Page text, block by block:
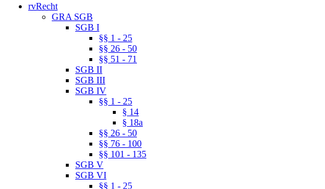
rvRecht
GRA SGB
SGB I
§§ 1 - 25
§§ 26 - 50
§§ 51 - 71
SGB II
SGB III
SGB IV
§§ 1 - 25
§ 14
§ 18a
§§ 26 - 50
§§ 76 - 100
§§ 101 - 135
SGB V
SGB VI
§§ 1 - 25